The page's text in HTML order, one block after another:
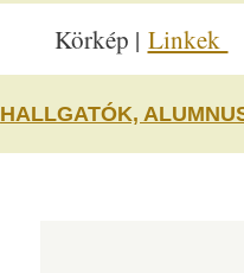
Körkép | Linkek
HALLGATÓK,